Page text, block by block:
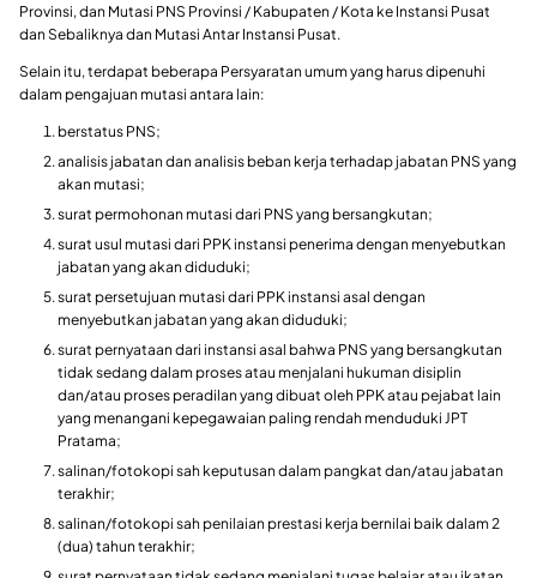
Provinsi, dan Mutasi PNS Provinsi / Kabupaten / Kota ke Instansi Pusat
dan Sebaliknya dan Mutasi Antar Instansi Pusat.
Selain itu, terdapat beberapa Persyaratan umum yang harus dipenuhi
dalam pengajuan mutasi antara lain:
berstatus PNS;
analisis jabatan dan analisis beban kerja terhadap jabatan PNS yang
akan mutasi;
surat permohonan mutasi dari PNS yang bersangkutan;
surat usul mutasi dari PPK instansi penerima dengan menyebutkan
jabatan yang akan diduduki;
surat persetujuan mutasi dari PPK instansi asal dengan
menyebutkan jabatan yang akan diduduki;
surat pernyataan dari instansi asal bahwa PNS yang bersangkutan
tidak sedang dalam proses atau menjalani hukuman disiplin
dan/atau proses peradilan yang dibuat oleh PPK atau pejabat lain
yang menangani kepegawaian paling rendah menduduki JPT
Pratama;
salinan/fotokopi sah keputusan dalam pangkat dan/atau jabatan
terakhir;
salinan/fotokopi sah penilaian prestasi kerja bernilai baik dalam 2
(dua) tahun terakhir;